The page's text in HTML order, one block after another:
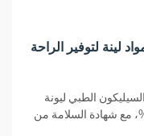
لتوفير الراحة
الطبي ليونة
للحساسية، ويقلل التهيج بنسبة 89%، مع شهادة السلامة من